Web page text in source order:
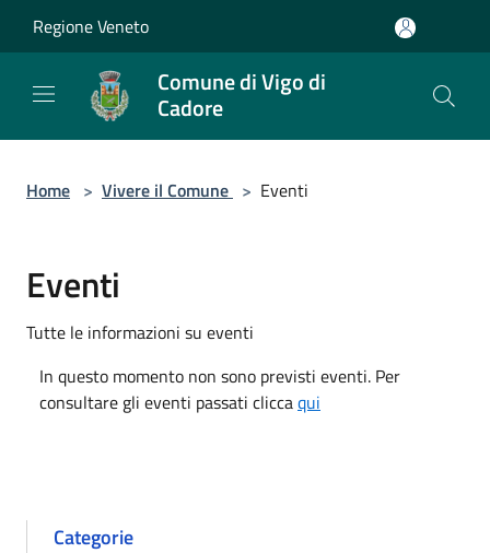
Regione Veneto
Comune di Vigo di
Cadore
Home > Vivere il Comune > Eventi
Eventi
Tutte le informazioni su eventi
In questo momento non sono previsti eventi. Per
consultare gli eventi passati cliccaqui
Categorie